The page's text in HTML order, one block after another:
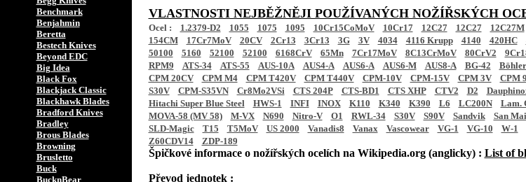
Benchmark
Benjahmin
Beretta
Bestech Knives
Beyond EDC
Big Idea
Black Fox
Blackjack Classic
Blackhawk Blades
Bradford Knives
Bradley
Brous Blades
Browning
Brusletto
Buck
BucknBear
VLASTNOSTI NEJBĚŽNĚJI POUŽÍVANÝCH NOŽÍŘSKÝCH
Ocel : 1.2379-D2 1055 1075 1095 10Cr15CoMoV 10Cr17 12C27 12C27 12C27M
154CM
17Cr7MoV 20CV 2Cr13 3Cr13 3G 3V 4034 4116 Krupp 4140 420HC
50100
5160 52100 52100 6168CrV 65Mn 7Cr17MoV 8C13CrMoV 80CrV2
RPM9
ATS-34 ATS-55 AUS-10A AUS4-A AUS6-A AUS6-M AUS8-A BG-42
CPM 20CV
CPM M4 CPM T420V CPM T440V CPM-10V CPM-15V CPM 3V CPM
S30V
CPM-S35VN Cr8Mo2VSi CTS 204P CTS-BD1 CTS XHP CTV2 D2
Hitachi Super Blue Steel
HWS-1 INFI INOX K110 K340 K390 L6 LC200N Lam.
MOVA-58 (MV 58)
M-VX N690 Nitro-V O1 RWL-34 S30V S90V Sandvik San
SLD-Magic
T15 T5MoV US 2000 Vanadis8 Vanax Vascowear VG-1 VG-10 W-1
Z60CDV14
ZDP-189
Špičkové informace o nožířských ocelích na Wikipedia.org (anglicky) : List of
Převod jednotek :